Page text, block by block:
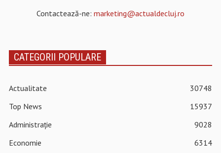
Contactează-ne: marketing@actualdecluj.ro
CATEGORII POPULARE
Actualitate
30748
Top News
15937
Administrație
9028
Economie
6314